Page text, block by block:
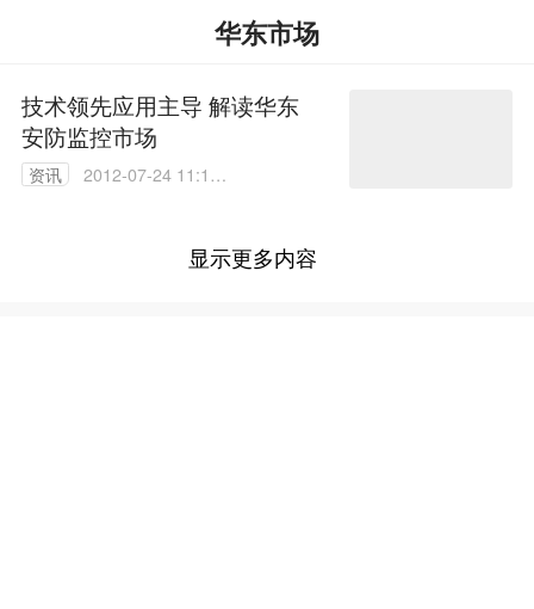
华东市场
技术领先应用主导 解读华东
安防监控市场
资讯
2012-07-24 11:18:
显示更多内容